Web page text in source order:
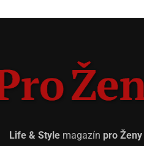
Life & Style magazín pro Ženy